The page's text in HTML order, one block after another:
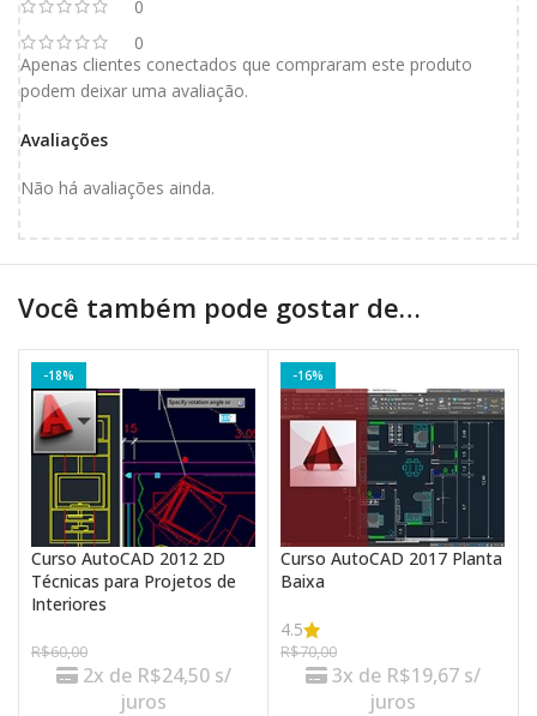
0
0
Avaliações
Não há avaliações ainda.
Apenas clientes conectados que compraram este produto
podem deixar uma avaliação.
Você também pode gostar de…
-18%
Curso AutoCAD 2012 2D
Técnicas para Projetos de
Interiores
R$60,00
2x de R$24,50 s/
juros
-16%
Curso AutoCAD 2017 Planta
Baixa
4.5
R$70,00
3x de R$19,67 s/
juros